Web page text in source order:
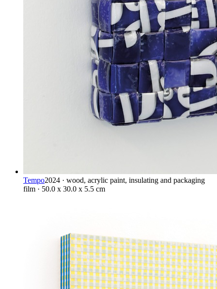
Tempo2024 · wood, acrylic paint, insulating and packaging
film · 50.0 x 30.0 x 5.5 cm